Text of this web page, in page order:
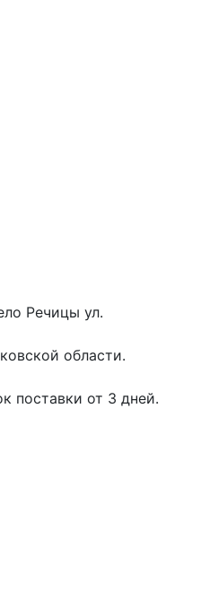
Речицы ул.
области.
поставки от 3 дней.